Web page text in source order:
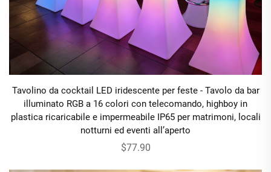
Tavolino da cocktail LED iridescente per feste - Tavolo da bar
illuminato RGB a 16 colori con telecomando, highboy in
plastica ricaricabile e impermeabile IP65 per matrimoni, locali
notturni ed eventi all’aperto
$77.90